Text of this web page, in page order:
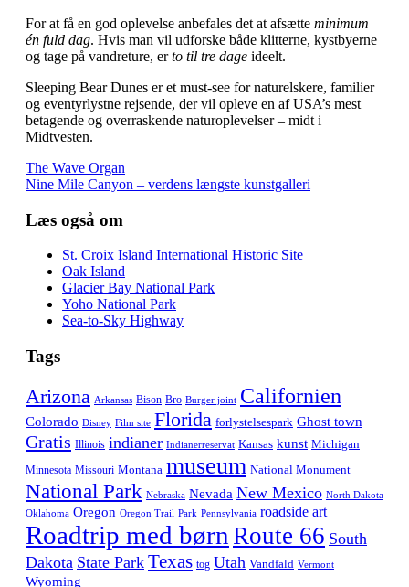
For at få en god oplevelse anbefales det at afsætte minimum
én fuld dag. Hvis man vil udforske både klitterne, kystbyerne
og tage på vandreture, erto til tre dage ideelt.
Sleeping Bear Dunes er et must-see for naturelskere, familier
og eventyrlystne rejsende, der vil opleve en af USA’s mest
betagende og overraskende naturoplevelser – midt i
Midtvesten.
The Wave Organ
Nine Mile Canyon – verdens længste kunstgalleri
Læs også om
St. Croix Island International Historic Site
Oak Island
Glacier Bay National Park
Yoho National Park
Sea-to-Sky Highway
Tags
Arizona Arkansas Bison Bro Burger joint Californien
Colorado Disney Film site Florida forlystelsespark Ghost town
Gratis Illinois indianer Indianerreservat Kansas kunst Michigan
Minnesota Missouri Montana museum National Monument
National Park Nebraska Nevada New Mexico North Dakota
Oklahoma Oregon Oregon Trail Park Pennsylvania roadside art
Roadtrip med børn Route 66 South
Dakota State Park Texas tog Utah Vandfald Vermont
Wyoming